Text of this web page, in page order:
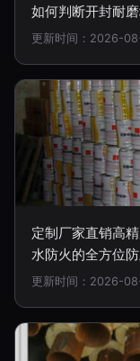
如何判断开封耐
更新时间：2026-
定制厂家直销高
水防火的全方位
更新时间：2026-